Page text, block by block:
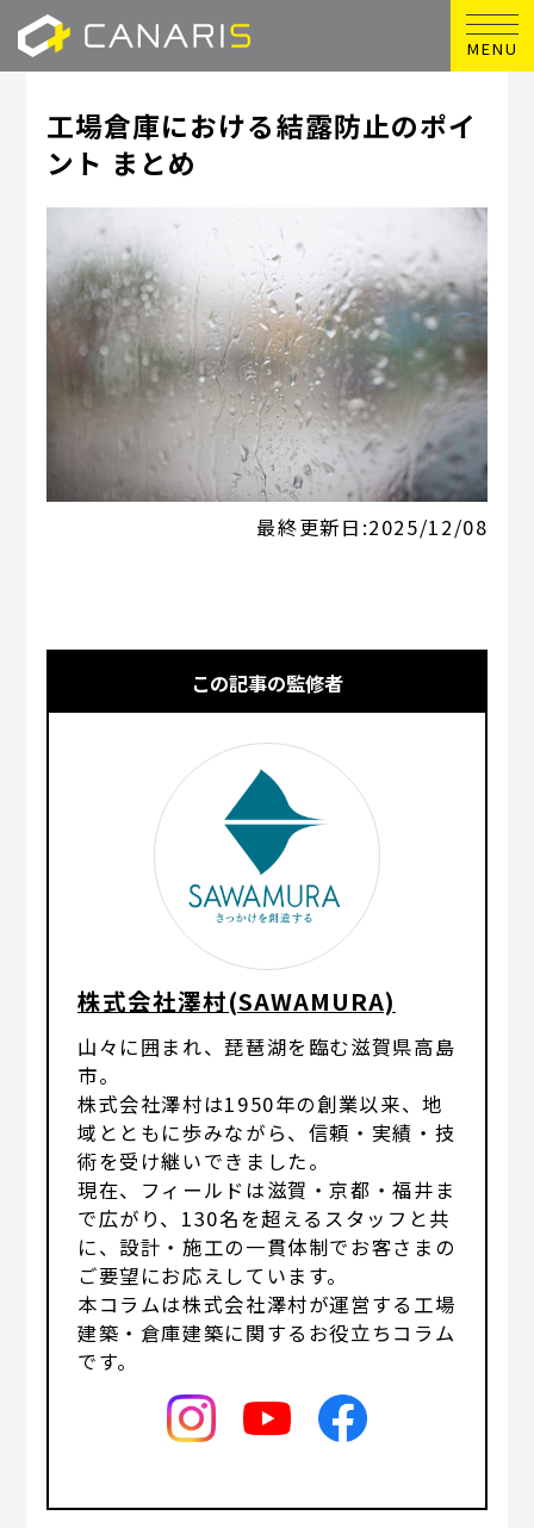
MENU
工場倉庫における結露防止のポイ
ント まとめ
最終更新日:2025/12/08
この記事の監修者
株式会社澤村(SAWAMURA)
山々に囲まれ、琵琶湖を臨む滋賀県高島
市。
株式会社澤村は1950年の創業以来、地
域とともに歩みながら、信頼・実績・技
術を受け継いできました。
現在、フィールドは滋賀・京都・福井ま
で広がり、130名を超えるスタッフと共
に、設計・施工の一貫体制でお客さまの
ご要望にお応えしています。
本コラムは株式会社澤村が運営する工場
建築・倉庫建築に関するお役立ちコラム
です。